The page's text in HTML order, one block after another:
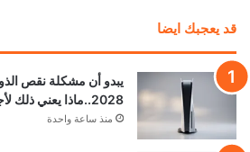
قد يعجبك ايضا
يبدو أن مشكلة نقص
2028..ماذا يعني ذلك لأجهزة PS5!
منذ ساعة واحدة